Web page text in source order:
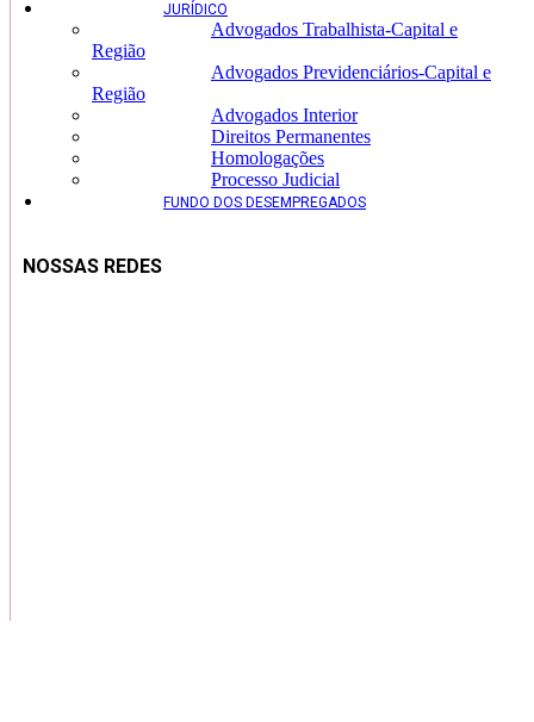
JURÍDICO
Advogados Trabalhista-Capital e
Região
Advogados Previdenciários-Capital e
Região
Advogados Interior
Direitos Permanentes
Homologações
Processo Judicial
FUNDO DOS DESEMPREGADOS
NOSSAS REDES